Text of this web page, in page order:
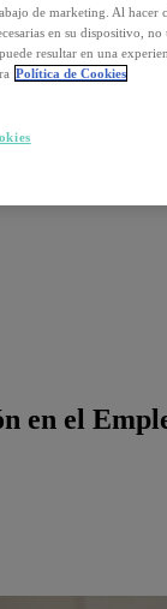
en el
de marketing. Al hacer
en su dispositivo,
resultar en una
Política de Cookies